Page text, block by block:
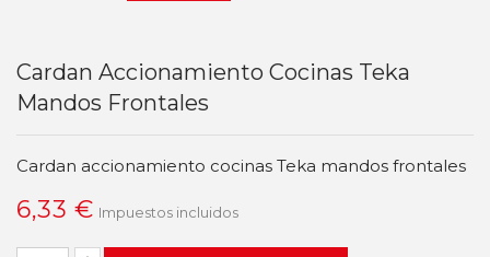
Cardan Accionamiento Cocinas Teka
Mandos Frontales
Cardan accionamiento cocinas Teka mandos frontales
6,33 € Impuestos incluidos